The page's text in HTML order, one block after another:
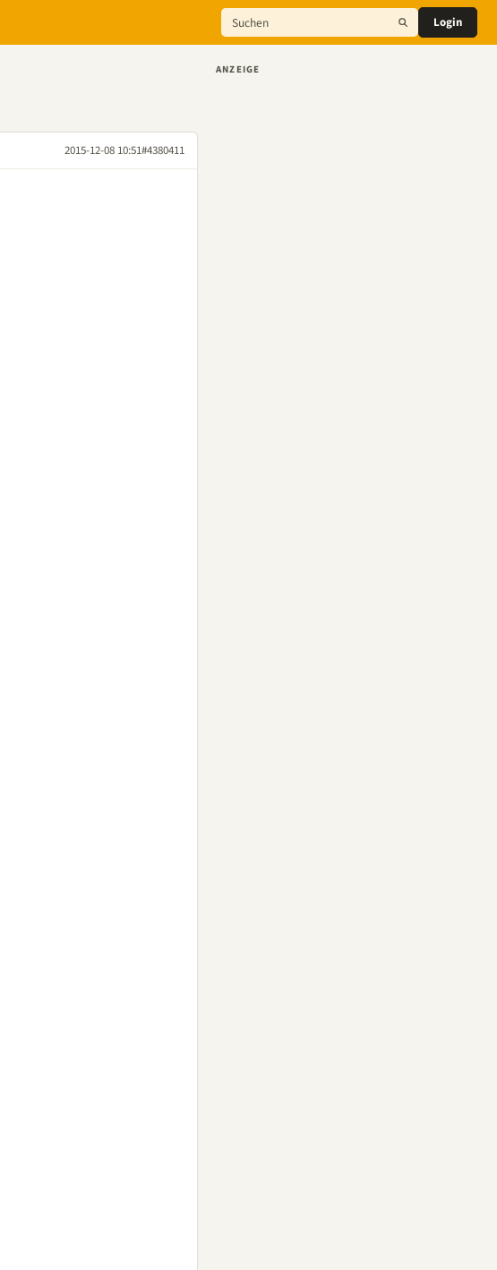
Login
2015-12-08 10:51#4380411
ANZEIGE